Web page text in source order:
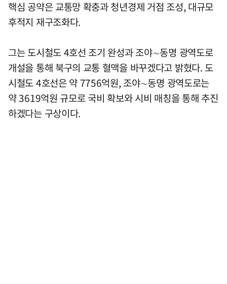
핵심 공약은 교통망 확충과 청년경제 거점 조성, 대규모
후적지 재구조화다.
그는 도시철도 4호선 조기 완성과 조야∼동명 광역도로
개설을 통해 북구의 교통 혈맥을 바꾸겠다고 밝혔다. 도
시철도 4호선은 약 7756억원, 조야∼동명 광역도로는
약 3619억원 규모로 국비 확보와 시비 매칭을 통해 추진
하겠다는 구상이다.